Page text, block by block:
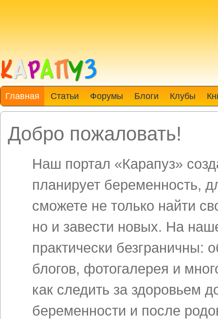
Главная Статьи Форумы Блоги Клубы
Добро пожаловать!
Наш портал «Карапуз»
планирует беременность,
сможете не только найти
но и завести новых. На
практически
блогов, фотогалерея и
как следить за здоровьем
беременности и после